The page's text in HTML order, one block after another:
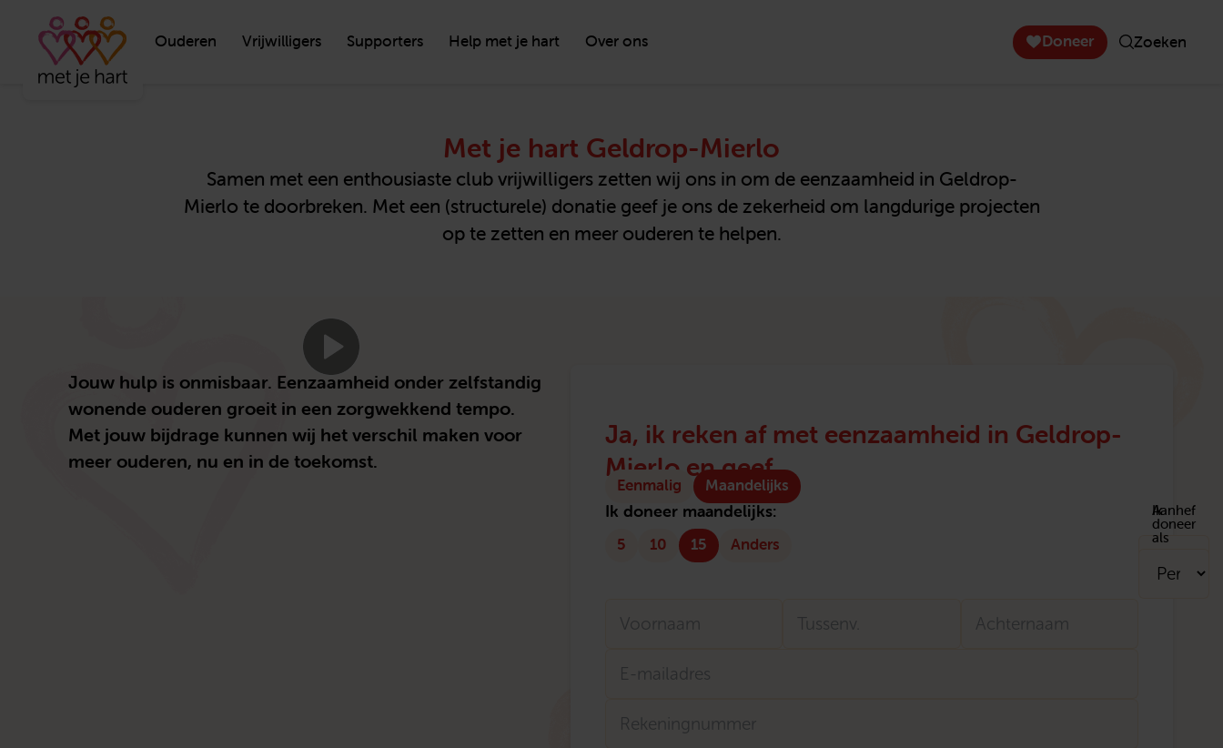
Ouderen Vrijwilligers Supporters Help met je hart Over ons Doneer Zoeken
Met je hart Geldrop-Mierlo
Samen met een enthousiaste club vrijwilligers zetten wij ons in om de eenzaamheid in Geldrop-
Mierlo te doorbreken. Met een (structurele) donatie geef je ons de zekerheid om langdurige projecten
op te zetten en meer ouderen te helpen.
Ja, ik reken af met eenzaamheid in Geldrop-
Mierlo en geef
Type
donatie
Eenmalig Maandelijks
Ik doneer maandelijks:
5 10 15 Anders
Aanhef
Ik
doneer
als
mailadres
Jouw hulp is onmisbaar. Eenzaamheid onder zelfstandig
wonende ouderen groeit in een zorgwekkend tempo.
Met jouw bijdrage kunnen wij het verschil maken voor
meer ouderen, nu en in de toekomst.